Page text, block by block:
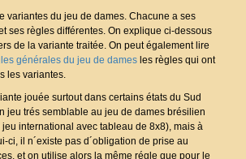
variantes du jeu de dames. Chacune a ses
ses règles différentes. On explique ci-dessous
de la variante traitée. On peut également lire
générales du jeu de dames les règles qui ont
les variantes.
jouée surtout dans certains états du Sud
jeu trés semblable au jeu de dames brésilien
international avec tableau de 8x8), mais à
ci, il n´existe pas d´obligation de prise au
et on utilise alors la même régle que pour le